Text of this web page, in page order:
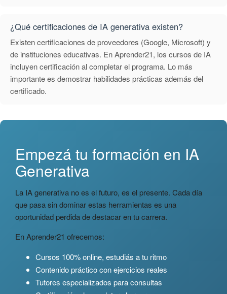
¿Qué certificaciones de IA generativa existen?
Existen certificaciones de proveedores (Google, Microsoft) y
de instituciones educativas. En Aprender21, los cursos de IA
incluyen certificación al completar el programa. Lo más
importante es demostrar habilidades prácticas además del
certificado.
Empezá tu formación en IA
Generativa
La IA generativa no es el futuro, es el presente. Cada día
que pasa sin dominar estas herramientas es una
oportunidad perdida de destacar en tu carrera.
En Aprender21 ofrecemos:
Cursos 100% online, estudiás a tu ritmo
Contenido práctico con ejercicios reales
Tutores especializados para consultas